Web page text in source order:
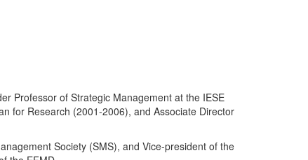
Professor of Strategic Management at the IESE
for Research (2001-2006), and Associate Director
Society (SMS), and Vice-president of the